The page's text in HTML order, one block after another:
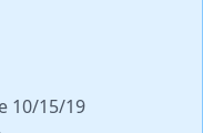
10/15/19